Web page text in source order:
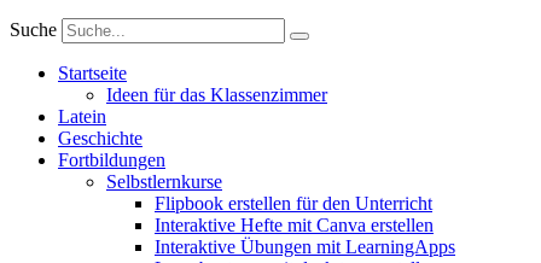
Suche
Startseite
Ideen für das Klassenzimmer
Latein
Geschichte
Fortbildungen
Selbstlernkurse
Flipbook erstellen für den Unterricht
Interaktive Hefte mit Canva erstellen
Interaktive Übungen mit LearningApps